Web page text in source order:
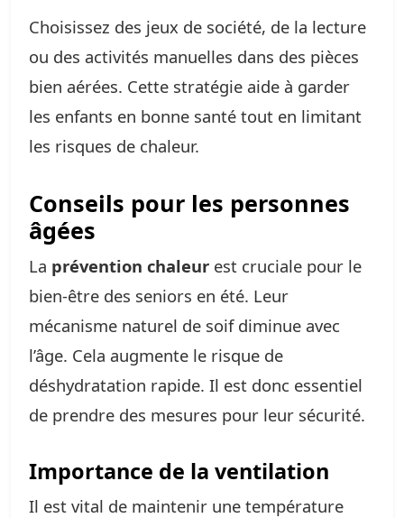
Choisissez des jeux de société, de la lecture
ou des activités manuelles dans des pièces
bien aérées. Cette stratégie aide à garder
les enfants en bonne santé tout en limitant
les risques de chaleur.
Conseils pour les personnes
âgées
La prévention chaleur est cruciale pour le
bien-être des seniors en été. Leur
mécanisme naturel de soif diminue avec
l’âge. Cela augmente le risque de
déshydratation rapide. Il est donc essentiel
de prendre des mesures pour leur sécurité.
Importance de la ventilation
Il est vital de maintenir une température